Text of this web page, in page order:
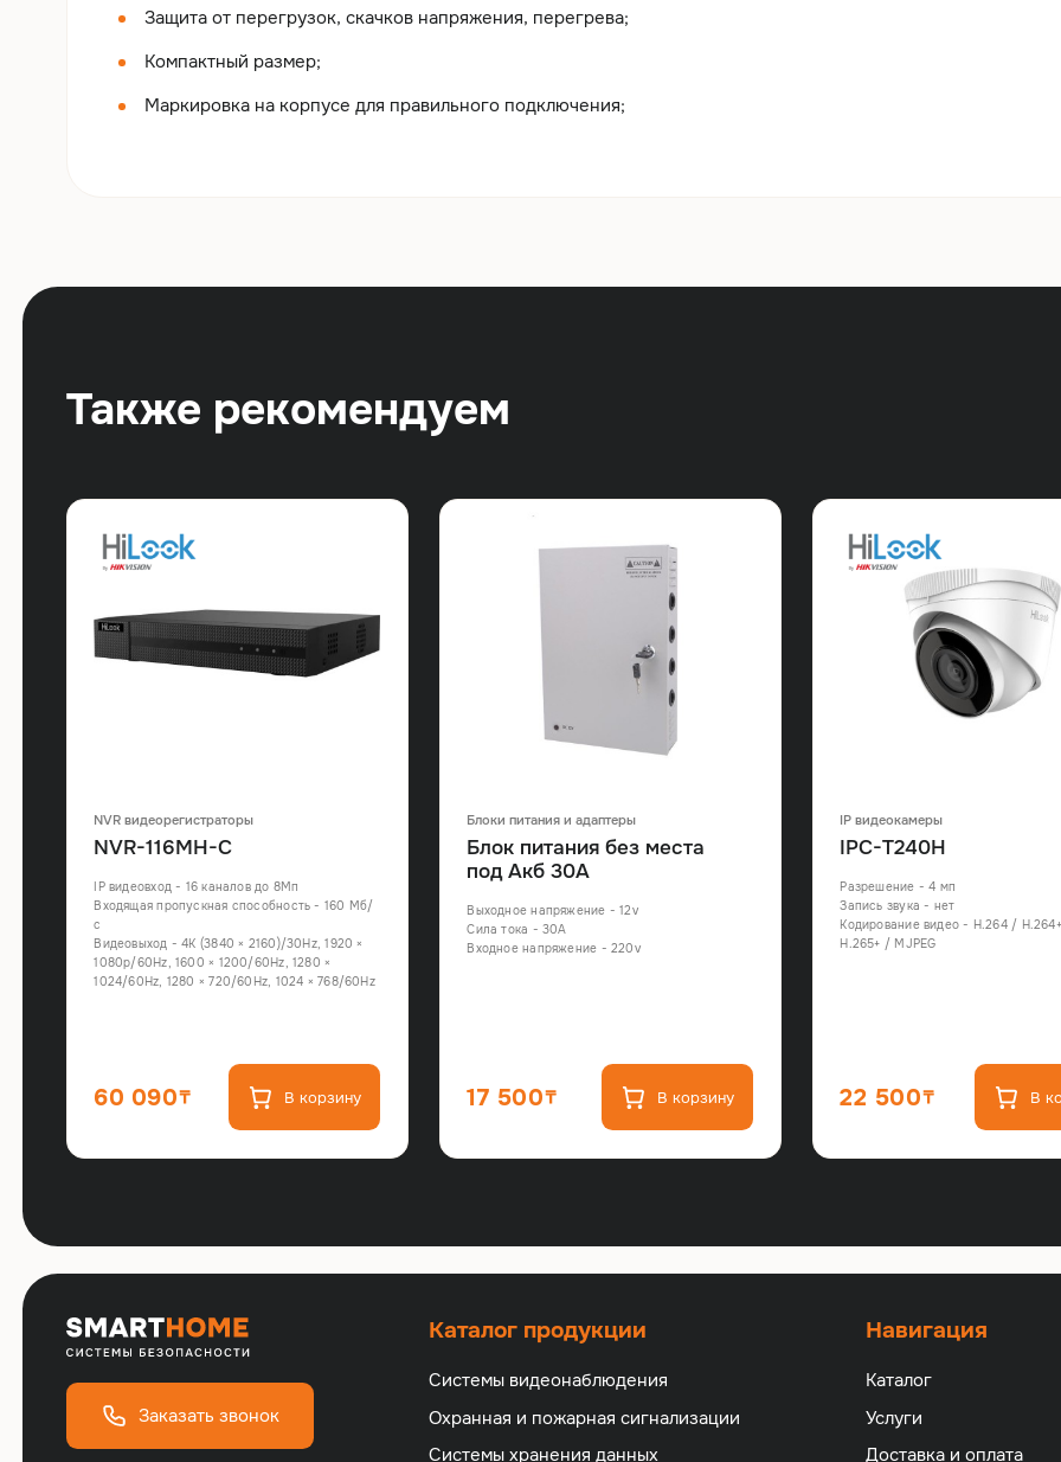
Защита от перегрузок, скачков напряжения, перегрева;
Компактный размер;
Маркировка на корпусе для правильного подключения;
Также рекомендуем
NVR видеорегистраторы
NVR-116MH-C
IP видеовход - 16 каналов до 8Мп
Входящая пропускная способность - 160 Мб/
с
Видеовыход - 4K (3840 × 2160)/30Hz, 1920 ×
1080p/60Hz, 1600 × 1200/60Hz, 1280 ×
1024/60Hz, 1280 × 720/60Hz, 1024 × 768/60Hz
60 090 В корзину
Блоки питания и адаптеры
Блок питания без места
под Акб 30А
Выходное напряжение - 12v
Сила тока - 30А
Входное напряжение - 220v
17 500 В корзину
IP видеокамеры
IPC-T240H
Разрешение - 4 мп
Запись звука - нет
Кодирование видео - H.264 /
H.265+ / MJPEG
22 500 В
Заказать звонок
Каталог продукции
Системы видеонаблюдения
Охранная и пожарная сигнализации
Cистемы хранения данных
Навигация
Каталог
Услуги
Доставка и оплата